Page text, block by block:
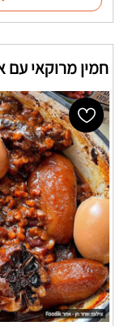
חמין מרוקאי עם